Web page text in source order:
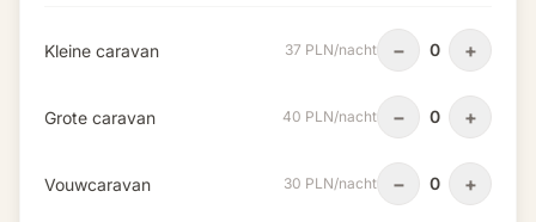
Kleine caravan 37 PLN/nacht − 0 +
Grote caravan 40 PLN/nacht − 0 +
Vouwcaravan 30 PLN/nacht − 0 +